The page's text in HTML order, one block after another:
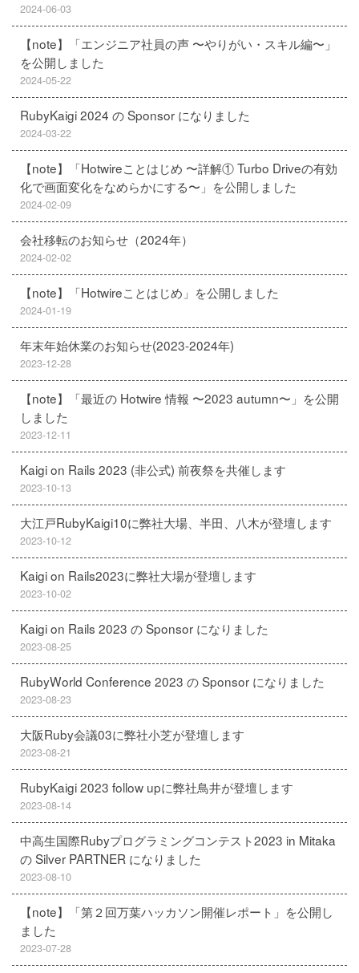
2024-06-03
【note】「エンジニア社員の声 〜やりがい・スキル編〜」
を公開しました
2024-05-22
RubyKaigi 2024 の Sponsor になりました
2024-03-22
【note】「Hotwireことはじめ 〜詳解① Turbo Driveの有効
化で画面変化をなめらかにする〜」を公開しました
2024-02-09
会社移転のお知らせ（2024年）
2024-02-02
【note】「Hotwireことはじめ」を公開しました
2024-01-19
年末年始休業のお知らせ(2023-2024年)
2023-12-28
【note】「最近の Hotwire 情報 〜2023 autumn〜」を公開
しました
2023-12-11
Kaigi on Rails 2023 (非公式) 前夜祭を共催します
2023-10-13
大江戸RubyKaigi10に弊社大場、半田、八木が登壇します
2023-10-12
Kaigi on Rails2023に弊社大場が登壇します
2023-10-02
Kaigi on Rails 2023 の Sponsor になりました
2023-08-25
RubyWorld Conference 2023 の Sponsor になりました
2023-08-23
大阪Ruby会議03に弊社小芝が登壇します
2023-08-21
RubyKaigi 2023 follow upに弊社鳥井が登壇します
2023-08-14
中高生国際Rubyプログラミングコンテスト2023 in Mitaka
の Silver PARTNER になりました
2023-08-10
【note】「第２回万葉ハッカソン開催レポート」を公開し
ました
2023-07-28